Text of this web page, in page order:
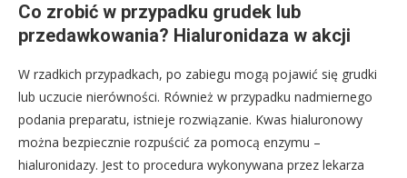
Co zrobić w przypadku grudek lub
przedawkowania? Hialuronidaza w akcji
W rzadkich przypadkach, po zabiegu mogą pojawić się grudki
lub uczucie nierówności. Również w przypadku nadmiernego
podania preparatu, istnieje rozwiązanie. Kwas hialuronowy
można bezpiecznie rozpuścić za pomocą enzymu –
hialuronidazy. Jest to procedura wykonywana przez lekarza